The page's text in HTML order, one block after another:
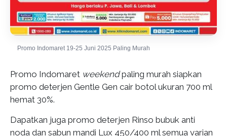
Promo Indomaret 19-25 Juni 2025 Paling Murah
Promo Indomaret weekendpaling murah siapkan
promo deterjen Gentle Gen cair botol ukuran 700 ml
hemat 30%.
Dapatkan juga promo deterjen Rinso bubuk anti
noda dan sabun mandi Lux 450/400 ml semua varian